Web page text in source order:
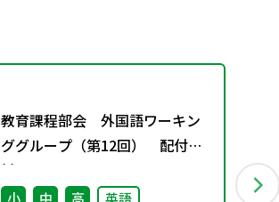
教育課程部会 外国語ワーキン
ググループ（第12回） 配付資
料